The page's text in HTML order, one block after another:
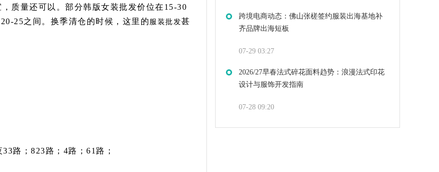
质量还可以。部分韩版女装批发价位在15-30
25之间。换季清仓的时候，这里的服装批发甚
路；823路；4路；61路；
跨境电商动态：佛山张槎签约服装出海基地补
齐品牌出海短板
07-29 03:27
2026/27早春法式碎花面料趋势：浪漫法式印花
设计与服饰开发指南
07-28 09:20